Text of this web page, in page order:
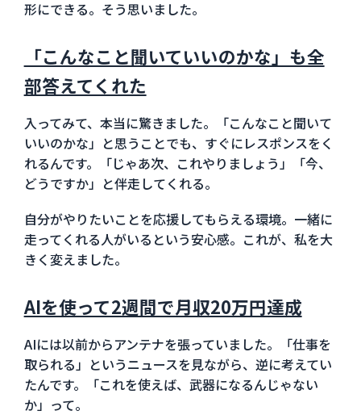
形にできる。そう思いました。
「こんなこと聞いていいのかな」も全
部答えてくれた
入ってみて、本当に驚きました。「こんなこと聞いて
いいのかな」と思うことでも、すぐにレスポンスをく
れるんです。「じゃあ次、これやりましょう」「今、
どうですか」と伴走してくれる。
自分がやりたいことを応援してもらえる環境。一緒に
走ってくれる人がいるという安心感。これが、私を大
きく変えました。
AIを使って2週間で月収20万円達成
AIには以前からアンテナを張っていました。「仕事を
取られる」というニュースを見ながら、逆に考えてい
たんです。「これを使えば、武器になるんじゃない
か」って。